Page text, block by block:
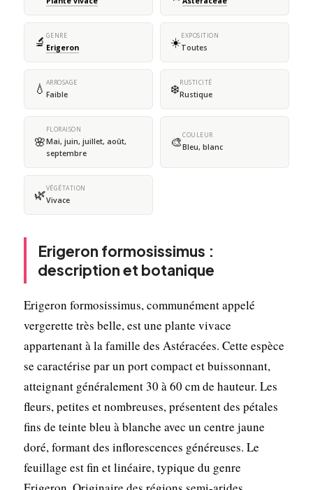
🔬 GENRE
Erigeron ☀️EXPOSITION
Toutes
💧 ARROSAGE
Faible ❄️RUSTICITÉ
Rustique
🌸
FLORAISON
Mai, juin, juillet, août,
septembre
🎨COULEUR
Bleu, blanc
🌿VÉGÉTATION
Vivace
Erigeron formosissimus :
description et botanique
Erigeron formosissimus, communément appelé
vergerette très belle, est une plante vivace
appartenant à la famille des Astéracées. Cette espèce
se caractérise par un port compact et buissonnant,
atteignant généralement 30 à 60 cm de hauteur. Les
fleurs, petites et nombreuses, présentent des pétales
fins de teinte bleu à blanche avec un centre jaune
doré, formant des inflorescences généreuses. Le
feuillage est fin et linéaire, typique du genre